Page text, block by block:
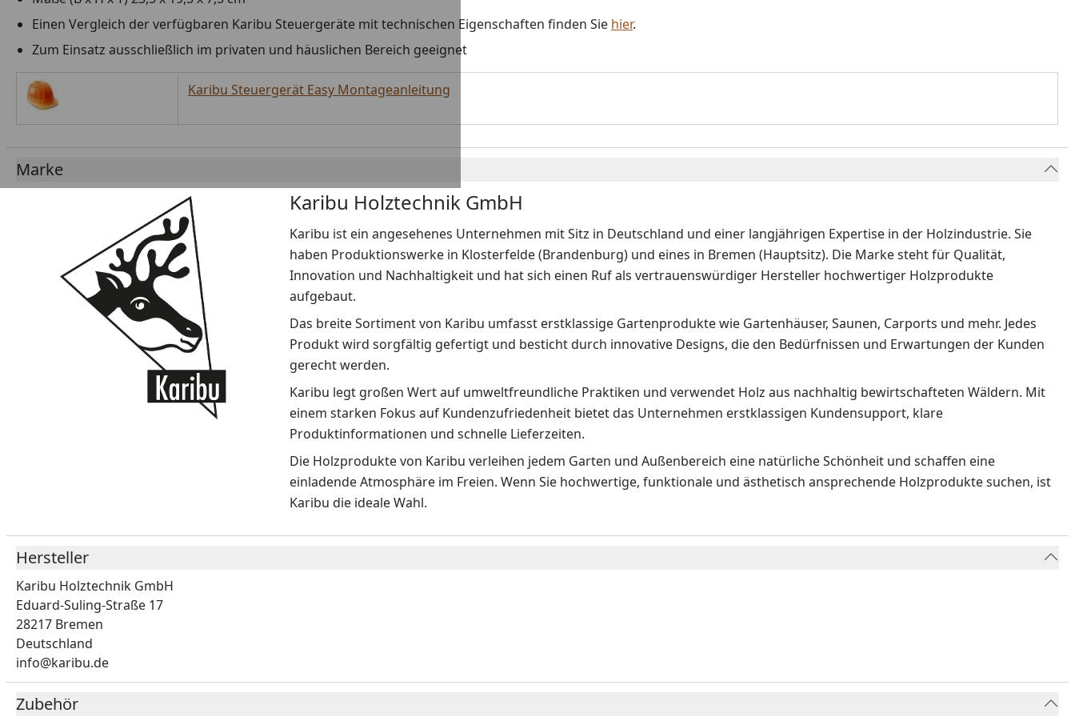
Einen Vergleich der verfügbaren Karibu Steuergeräte mit technischen Eigenschaften finden Sie hier.
Zum Einsatz ausschließlich im privaten und häuslichen Bereich geeignet
Karibu Steuergerät Easy Montageanleitung
Marke
Karibu Holztechnik GmbH
Karibu ist ein angesehenes Unternehmen mit Sitz in Deutschland und einer langjährigen Expertise in der Holzindustrie. Sie
haben Produktionswerke in Klosterfelde (Brandenburg) und eines in Bremen (Hauptsitz). Die Marke steht für Qualität,
Innovation und Nachhaltigkeit und hat sich einen Ruf als vertrauenswürdiger Hersteller hochwertiger Holzprodukte
aufgebaut.
Das breite Sortiment von Karibu umfasst erstklassige Gartenprodukte wie Gartenhäuser, Saunen, Carports und mehr. Jedes
Produkt wird sorgfältig gefertigt und besticht durch innovative Designs, die den Bedürfnissen und Erwartungen der Kunden
gerecht werden.
Karibu legt großen Wert auf umweltfreundliche Praktiken und verwendet Holz aus nachhaltig bewirtschafteten Wäldern. Mit
einem starken Fokus auf Kundenzufriedenheit bietet das Unternehmen erstklassigen Kundensupport, klare
Produktinformationen und schnelle Lieferzeiten.
Die Holzprodukte von Karibu verleihen jedem Garten und Außenbereich eine natürliche Schönheit und schaffen eine
einladende Atmosphäre im Freien. Wenn Sie hochwertige, funktionale und ästhetisch ansprechende Holzprodukte suchen, ist
Karibu die ideale Wahl.
Hersteller
Karibu Holztechnik GmbH
Eduard-Suling-Straße 17
28217 Bremen
Deutschland
info@karibu.de
Zubehör